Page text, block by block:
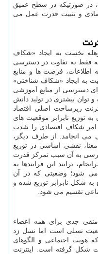
در صورتیکه در سطح عمیق
و تثبیت قدرت عمل می
نخست به ایجاد «شکاف
فقط به تفاوت در دسترسی
اطلاعات، فرصت ها و منابع
به ایجاد «شکاف شناختی»
دسترسی از منابع آموزشی
توان بیشتری در تولید دانش
زیرساخت اصلی اقتصاد
توزیع نابرابر موقعیت های
شکاف اقتصادی را شدت
می انجامد. از طرف دیگر،
نقشی اساسی در توزیع
به آن سبب تمرکز قدرت
برایند این فرایندها به
می شود؛ وضعیتی که در آن
شکل نابرابر توزیع شده و
تقسیم می شود.
منفی جدی برای همه اعضاء
نسلی است اما نسل زد
هویت اجتماعی و الگوهای
شکل گرفته است. اینترنت